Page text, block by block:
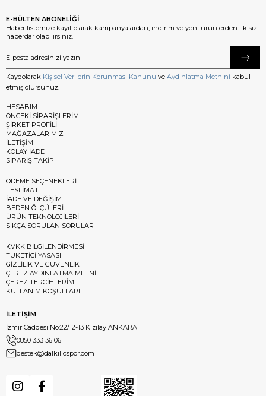
E-BÜLTEN ABONELİĞİ
Haber listemize kayıt olarak kampanyalardan, indirim ve yeni ürünlerden ilk siz
haberdar olabilirsiniz.
Kaydolarak Kişisel Verilerin Korunması Kanunu ve Aydınlatma Metnini kabul
etmiş olursunuz.
HESABIM
ÖNCEKİ SİPARİŞLERİM
ŞİRKET PROFİLİ
MAĞAZALARIMIZ
İLETİŞİM
KOLAY İADE
SİPARİŞ TAKİP
ÖDEME SEÇENEKLERİ
TESLİMAT
İADE VE DEĞİŞİM
BEDEN ÖLÇÜLERİ
ÜRÜN TEKNOLOJİLERİ
SIKÇA SORULAN SORULAR
KVKK BİLGİLENDİRMESİ
TÜKETİCİ YASASI
GİZLİLİK VE GÜVENLİK
ÇEREZ AYDINLATMA METNİ
ÇEREZ TERCİHLERİM
KULLANIM KOŞULLARI
İLETİŞİM
İzmir Caddesi No:22/12-13 Kızılay ANKARA
0850 333 36 06
destek@dalkilicspor.com